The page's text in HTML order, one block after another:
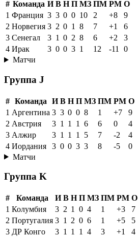
# Команда И В Н П МЗ ПМ РМ О
1 Франция 3 3 0 0 10 2 +8
9
2 Норвегия 3 2 0 1 8 7 +1
6
3 Сенегал 3 1 0 2 8 6 +2
3
4 Ирак 3 0 0 3 1 12 -11
0
Матчи
Группа J
# Команда И В Н П МЗ ПМ РМ О
1 Аргентина 3 3 0 0 8 1 +7
9
2 Австрия 3 1 1 1 6 6 0
4
3 Алжир 3 1 1 1 5 7 -2
4
4 Иордания 3 0 0 3 3 8 -5
0
Матчи
Группа K
# Команда И В Н П МЗ ПМ РМ О
1 Колумбия 3 2 1 0 4 1 +3
7
2 Португалия 3 1 2 0 6 1 +5
5
3 ДР Конго 3 1 1 1 4 3 +1
4